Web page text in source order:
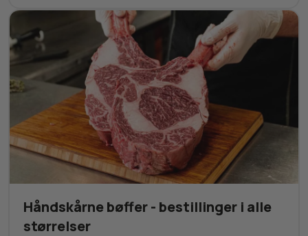
Håndskårne bøffer - bestillinger i alle
størrelser